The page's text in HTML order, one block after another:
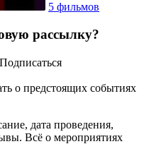
5 фильмов
рассылку?
Подписаться
о предстоящих событиях
дата проведения,
Всё о мероприятиях